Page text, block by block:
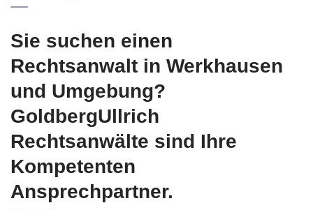
Sie suchen einen
Rechtsanwalt in Werkhausen
und Umgebung?
GoldbergUllrich
Rechtsanwälte sind Ihre
Kompetenten
Ansprechpartner.